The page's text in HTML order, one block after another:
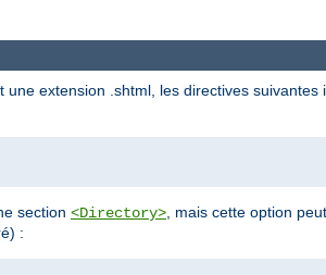
une extension .shtml, les directives suivantes
section <Directory> , mais cette option
: